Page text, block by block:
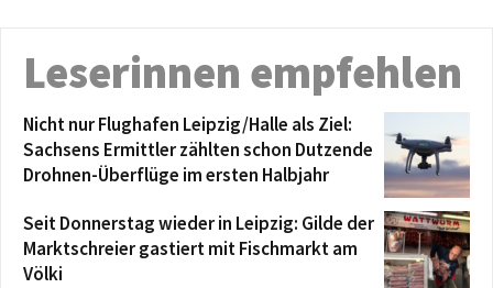
Leserinnen empfehlen
Nicht nur Flughafen Leipzig/Halle als Ziel:
Sachsens Ermittler zählten schon Dutzende
Drohnen-Überflüge im ersten Halbjahr
Seit Donnerstag wieder in Leipzig: Gilde der
Marktschreier gastiert mit Fischmarkt am
Völki